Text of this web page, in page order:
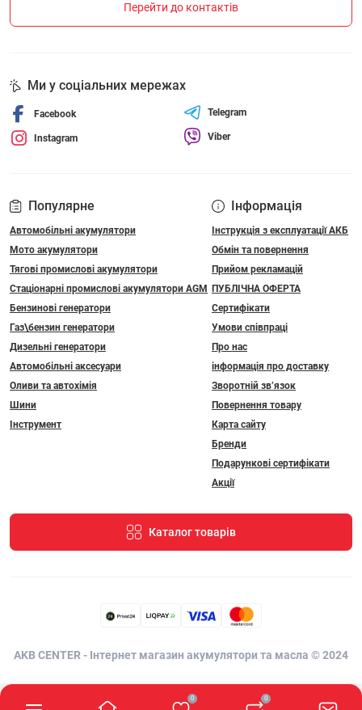
0 0
Перейти до контактів
Популярне
Автомобільні акумулятори
Мото акумулятори
Тягові промислові акумулятори
Стаціонарні промислові акумулятори АGM
Бензинові генератори
Газ\бензин генератори
Дизельні генератори
Автомобільні аксесуари
Оливи та автохімія
Шини
Інструмент
Інформація
Інструкція з експлуатації АКБ
Обмін та повернення
Прийом рекламацій
ПУБЛІЧНА ОФЕРТА
Сертифікати
Умови співпраці
Про нас
інформація про доставку
Зворотній зв’язок
Повернення товару
Карта сайту
Бренди
Подарункові сертифікати
Акції
Каталог товарів
Ми у соціальних мережах
Facebook
Instagram
Telegram
Viber
AKB CENTER - Інтернет магазин акумулятори та масла © 2024